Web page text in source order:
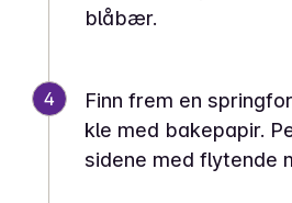
blåbær.
4
Finn frem en
kle med bakepapir.
sidene med flytende